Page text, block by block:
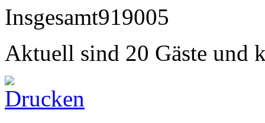
Insgesamt919005
Aktuell sind 20 Gäste und